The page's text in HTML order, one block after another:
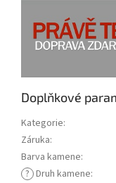
Doplňkové
Kategorie:
Záruka:
Barva kamene:
? Druh kamene: